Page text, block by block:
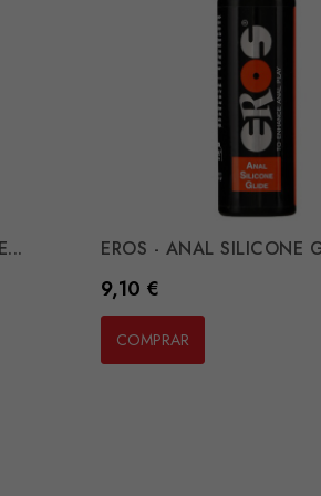
EROS - ANAL SILICONE
Preço
9,10 €
COMPRAR